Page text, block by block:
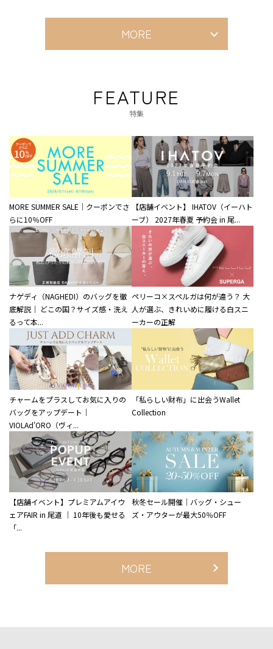
MORE
FEATURE
特集
MORE SUMMER SALE｜クーポンでさ
らに10％OFF
【店舗イベント】 IHATOV（イーハト
ーブ） 2027年春夏 予約会 in 尾...
ナゲディ（NAGHEDI）のバッグを徹
底解説｜ どこの国？サイズ感・洗え
るって本...
ペリーコ×スペルガは何が違う？ 大
人が選ぶ、きれいめに履ける白スニ
ーカーの正解
チャームをプラスしてお気に入りの
バッグをアップデート｜
VIOLAd'ORO（ヴィ...
「私らしい財布」に出会うWallet
Collection
【店舗イベント】プレミアムアイウ
ェアFAIR in 尾道 ｜ 10年後も愛せる
「...
秋冬セール開催｜バッグ・シュー
ズ・アウターが最大50％OFF
MORE